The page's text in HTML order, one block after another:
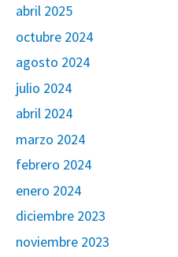
abril 2025
octubre 2024
agosto 2024
julio 2024
abril 2024
marzo 2024
febrero 2024
enero 2024
diciembre 2023
noviembre 2023